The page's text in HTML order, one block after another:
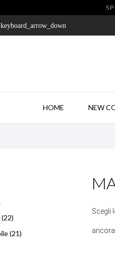
keyboard_arrow_down
HOME NEW
(22)
(21)
Scegli